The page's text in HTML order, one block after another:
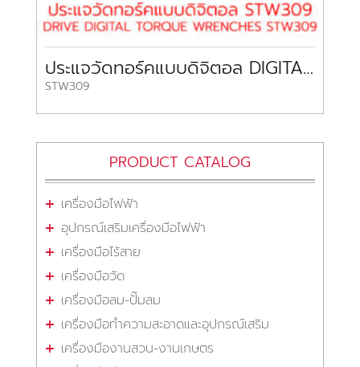
ประแจวัดทอร์คแบบดิจิตอล DIGITAL TORQUE WRENCHES STW309
STW309
PRODUCT CATALOG
เครื่องมือไฟฟ้า
อุปกรณ์เสริมเครื่องมือไฟฟ้า
เครื่องมือไร้สาย
เครื่องมือวัด
เครื่องมือลม-ปั๊มลม
เครื่องมือทำความสะอาดและอุปกรณ์เสริม
เครื่องมืองานสวน-งานเกษตร